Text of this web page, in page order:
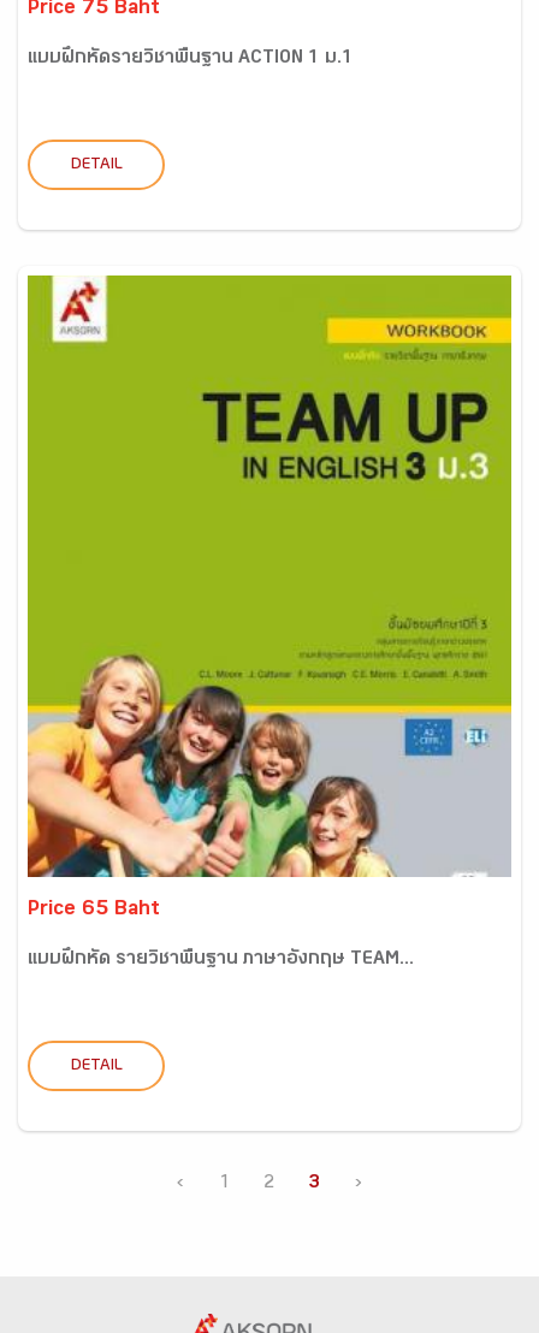
Price 75 Baht
แบบฝึกหัดรายวิชาพื้นฐาน ACTION 1 ม.1
DETAIL
Price 65 Baht
แบบฝึกหัด รายวิชาพื้นฐาน ภาษาอังกฤษ TEAM...
DETAIL
‹ 1 2 3 ›